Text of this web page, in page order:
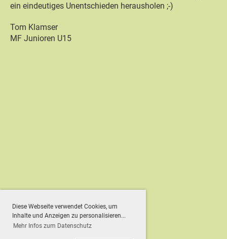
Diese Webseite verwendet Cookies, um
Inhalte und Anzeigen zu personalisieren...
Mehr Infos zum Datenschutz
ein eindeutiges Unentschieden herausholen ;-)
Tom Klamser
MF Junioren U15